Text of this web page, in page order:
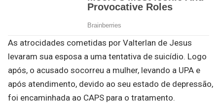
As atrocidades cometidas por Valterlan de Jesus
levaram sua esposa a uma tentativa de suicídio. Logo
após, o acusado socorreu a mulher, levando a UPA e
após atendimento, devido ao seu estado de depressão,
foi encaminhada ao CAPS para o tratamento.